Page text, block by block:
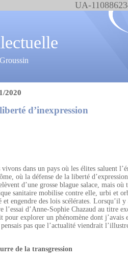
UA-
2020
d’inexpression
vivons dans un pays où les élites saluent
où la défense de la liberté
d’une grosse blague salace, mais
sanitaire mobilise contre elle, urbi et
et engendre des lois scélérates. Lorsqu’il y
l’essai d’Anne-Sophie Chazaud au titre
pour explorer un phénomène dont j’avais
pas que l’actualité viendrait
de la transgression